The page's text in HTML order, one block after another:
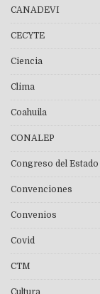
CANADEVI
CECYTE
Ciencia
Clima
Coahuila
CONALEP
Congreso del Estado
Convenciones
Convenios
Covid
CTM
Cultura